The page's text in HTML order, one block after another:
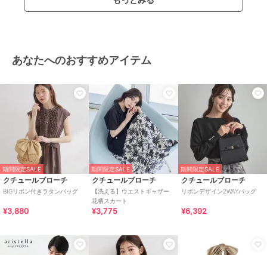
あなたへのおすすめアイテム
期間限定SALE
クチュールブローチ
BIGリボン付きラタンバッグ
¥3,880
期間限定SALE
クチュールブローチ
【洗える】ウエストギャザー
花柄スカート
¥3,775
期間限定SALE
クチュールブローチ
リボンデザイン2WAYバッグ
¥6,392